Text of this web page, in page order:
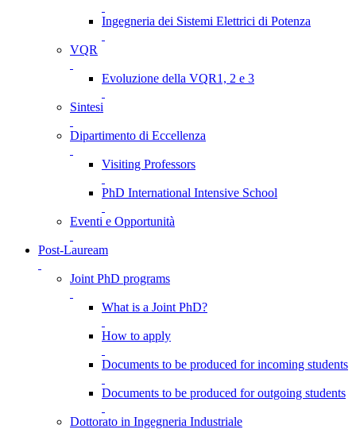
Ingegneria dei Sistemi Elettrici di Potenza
VQR
Evoluzione della VQR1, 2 e 3
Sintesi
Dipartimento di Eccellenza
Visiting Professors
PhD International Intensive School
Eventi e Opportunità
Post-Lauream
Joint PhD programs
What is a Joint PhD?
How to apply
Documents to be produced for incoming students
Documents to be produced for outgoing students
Dottorato in Ingegneria Industriale